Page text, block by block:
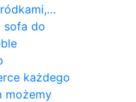
sofa do
każdego
możemy